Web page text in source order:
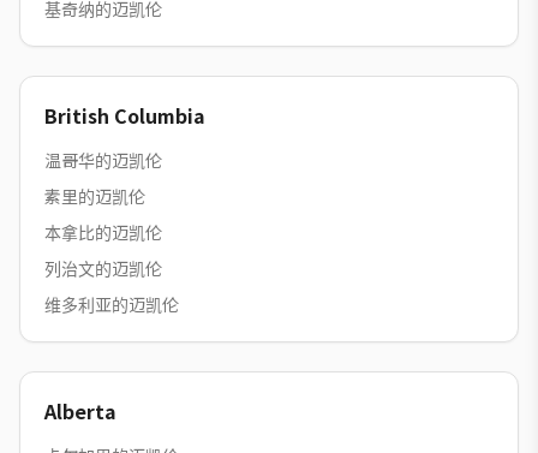
基奇纳的迈凯伦
British Columbia
温哥华的迈凯伦
素里的迈凯伦
本拿比的迈凯伦
列治文的迈凯伦
维多利亚的迈凯伦
Alberta